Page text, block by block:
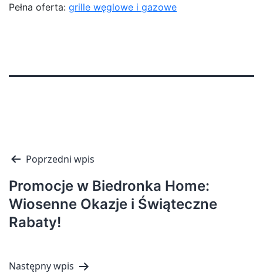
Pełna oferta: grille węglowe i gazowe
Nawigacja
wpisu
Poprzedni wpis
Promocje w Biedronka Home:
Wiosenne Okazje i Świąteczne
Rabaty!
Następny wpis